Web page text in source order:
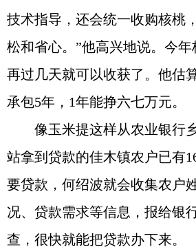
技术指导，还会统一收购核桃
松和省心。”他高兴地说。今年
再过几天就可以收获了。他估
承包5年，1年能挣六七万元。
像玉米提这样从农业银行
站拿到贷款的佳木镇农户已有
要贷款，何绍波就会收集农户
况、贷款需求等信息，报给银
查，很快就能把贷款办下来。